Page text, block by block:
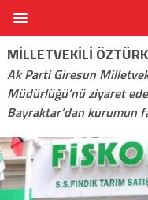
MILLETVEKILI
Ak Parti Giresun
Müdürlüğü’nü ziyaret
Bayraktar’dan kurumun